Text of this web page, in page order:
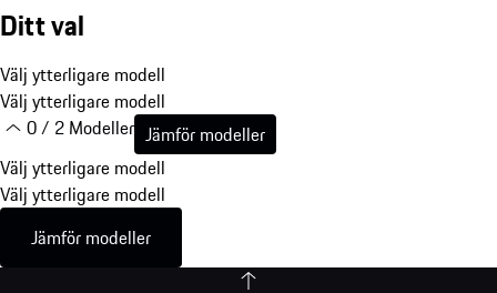
Ditt val
Välj ytterligare modell
Välj ytterligare modell
0 / 2 Modeller Jämför modeller
Välj ytterligare modell
Välj ytterligare modell
Jämför modeller